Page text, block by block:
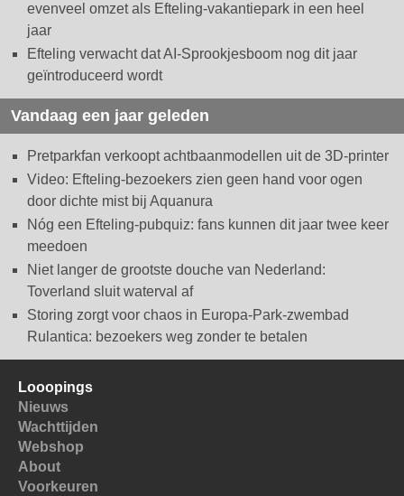
evenveel omzet als Efteling-vakantiepark in een heel
jaar
Efteling verwacht dat AI-Sprookjesboom nog dit jaar
geïntroduceerd wordt
Vandaag een jaar geleden
Pretparkfan verkoopt achtbaanmodellen uit de 3D-printer
Video: Efteling-bezoekers zien geen hand voor ogen
door dichte mist bij Aquanura
Nóg een Efteling-pubquiz: fans kunnen dit jaar twee keer
meedoen
Niet langer de grootste douche van Nederland:
Toverland sluit waterval af
Storing zorgt voor chaos in Europa-Park-zwembad
Rulantica: bezoekers weg zonder te betalen
Looopings
Nieuws
Wachttijden
Webshop
About
Voorkeuren